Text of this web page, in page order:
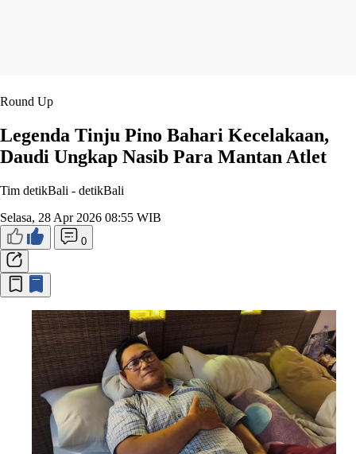
Round Up
Legenda Tinju Pino Bahari Kecelakaan,
Daudi Ungkap Nasib Para Mantan Atlet
Tim detikBali - detikBali
Selasa, 28 Apr 2026 08:55 WIB
0